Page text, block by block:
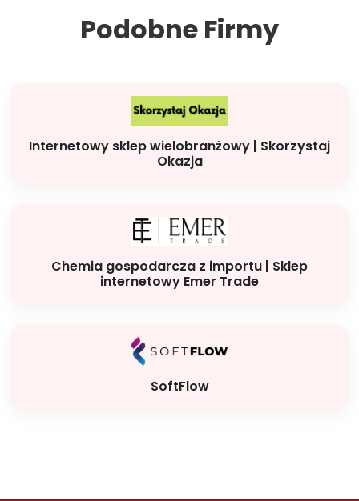
Podobne Firmy
Internetowy sklep wielobranżowy | Skorzystaj
Okazja
Chemia gospodarcza z importu | Sklep
internetowy Emer Trade
SoftFlow